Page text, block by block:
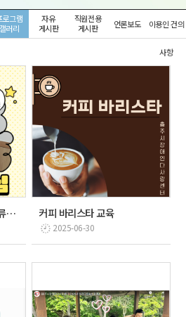
로그램
갤러리
자유
게시판
직원전용
게시판
언론보도 이용인 건의
사항
[충주시장애인다사랑센터]류지연 선생님의 시용기간 종료를… 커피 바리스타 교육
2025-06-30